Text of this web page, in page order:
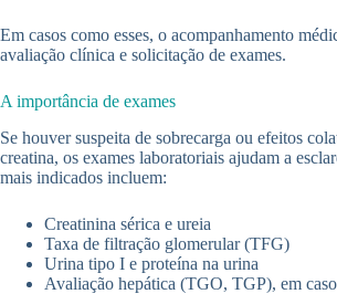
Em casos como esses, o acompanhamento
avaliação clínica e solicitação de exames.
A importância de exames
Se houver suspeita de sobrecarga ou efeitos
creatina, os exames laboratoriais ajudam a
mais indicados incluem:
Creatinina sérica e ureia
Taxa de filtração glomerular (TFG)
Urina tipo I e proteína na urina
Avaliação hepática (TGO, TGP), em